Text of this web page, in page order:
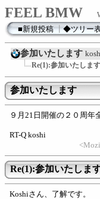
FEEL BMW
■新規投稿┃◆ツリー
参加いたします
Re(1):参加いたします
参加いたします
９月21日開催の２０周年
RT-Q koshi
Re(1):参加いたしま
Koshiさん、了解です。